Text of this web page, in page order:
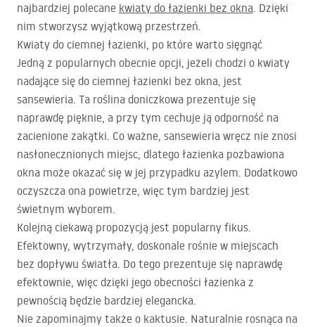
najbardziej polecane kwiaty do łazienki bez okna. Dzięki
nim stworzysz wyjątkową przestrzeń.
Kwiaty do ciemnej łazienki, po które warto sięgnąć
Jedną z popularnych obecnie opcji, jeżeli chodzi o kwiaty
nadające się do ciemnej łazienki bez okna, jest
sansewieria. Ta roślina doniczkowa prezentuje się
naprawdę pięknie, a przy tym cechuje ją odporność na
zacienione zakątki. Co ważne, sansewieria wręcz nie znosi
nasłonecznionych miejsc, dlatego łazienka pozbawiona
okna może okazać się w jej przypadku azylem. Dodatkowo
oczyszcza ona powietrze, więc tym bardziej jest
świetnym wyborem.
Kolejną ciekawą propozycją jest popularny fikus.
Efektowny, wytrzymały, doskonale rośnie w miejscach
bez dopływu światła. Do tego prezentuje się naprawdę
efektownie, więc dzięki jego obecności łazienka z
pewnością będzie bardziej elegancka.
Nie zapominajmy także o kaktusie. Naturalnie rosnąca na